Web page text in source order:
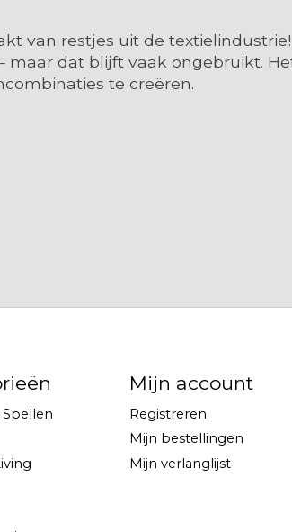
van restjes uit de
maar dat blijft vaak ongebruikt.
te creëren.
Mijn account
Registreren
Mijn bestellingen
Mijn verlanglijst